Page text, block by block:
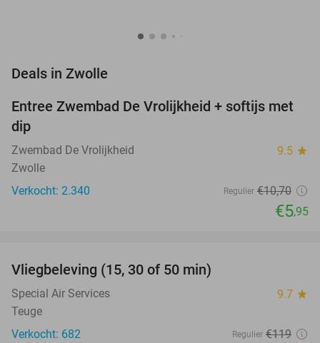
Deals in Zwolle
44%
Entree Zwembad De Vrolijkheid + softijs met
dip
Zwembad De Vrolijkheid 9.5 star
Zwolle
Verkocht: 2.340
Regulier €10,70
€5,95
NEW
TODAY
Vliegbeleving (15, 30 of 50 min)
Special Air Services 9.7 star
Teuge
Verkocht: 682
Regulier €119